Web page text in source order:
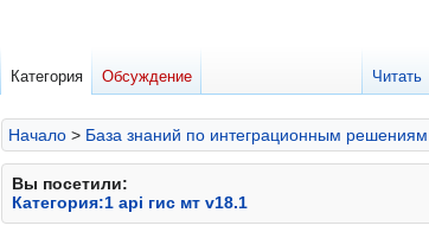
Начало > База знаний по интеграционным
Вы посетили:
Категория:1 api гис мт v18.1
Категория Обсуждение Читать